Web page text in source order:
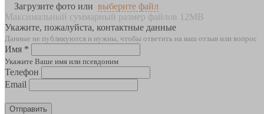
Загрузите фото или выберите файл
Максимальный суммарный размер файлов 12MB
Укажите, пожалуйста, контактные данные
Данные не публикуются и нужны, чтобы ответить на ваш отзыв или вопрос
Имя *
Укажите Ваше имя или псевдоним
Телефон
Email
Отправить